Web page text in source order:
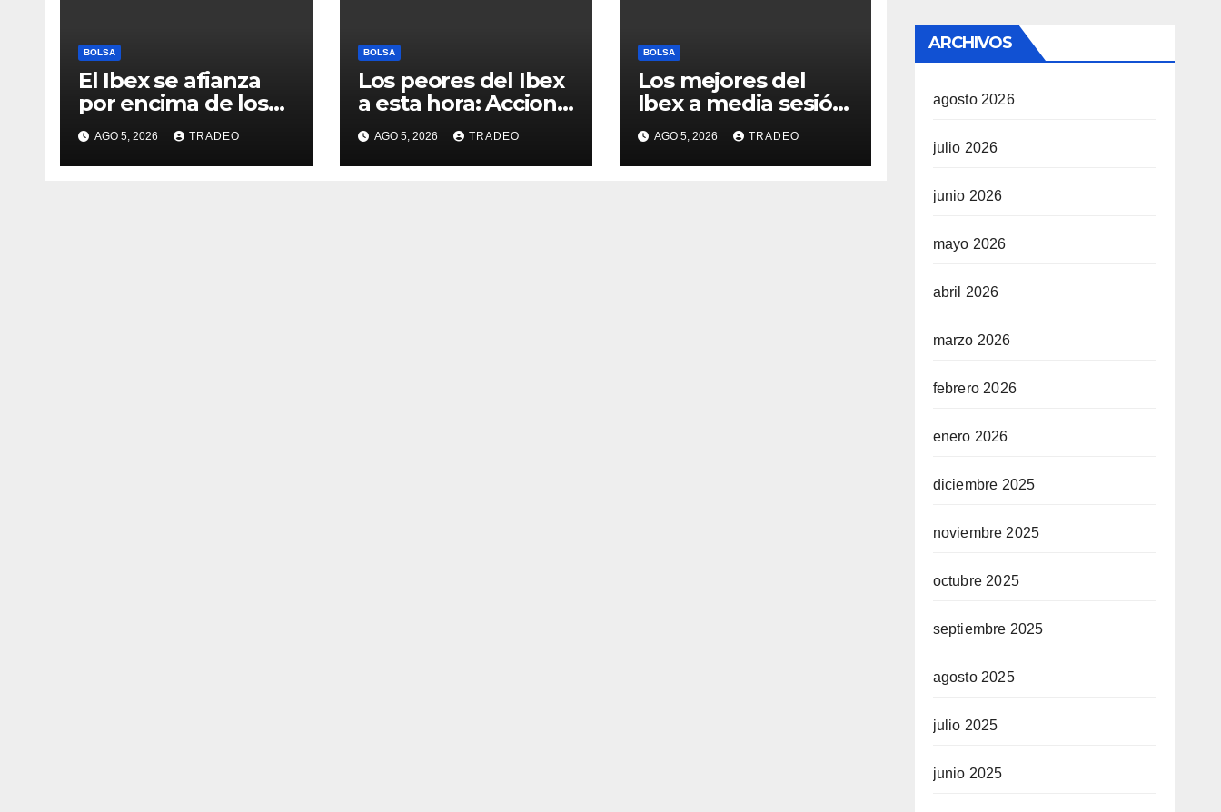
BOLSA
El Ibex se afianza
por encima de los
20.100 puntos ante
las esperanzas
sobre Ormuz
AGO 5, 2026 TRADEO
BOLSA
Los peores del Ibex
a esta hora: Acciona
(-1,30%) y Acciona
Energía (-0,96%)
AGO 5, 2026 TRADEO
BOLSA
Los mejores del
Ibex a media sesión:
Indra (3,66%) y Puig
(1,93%)
AGO 5, 2026 TRADEO
ARCHIVOS
agosto 2026
julio 2026
junio 2026
mayo 2026
abril 2026
marzo 2026
febrero 2026
enero 2026
diciembre 2025
noviembre 2025
octubre 2025
septiembre 2025
agosto 2025
julio 2025
junio 2025